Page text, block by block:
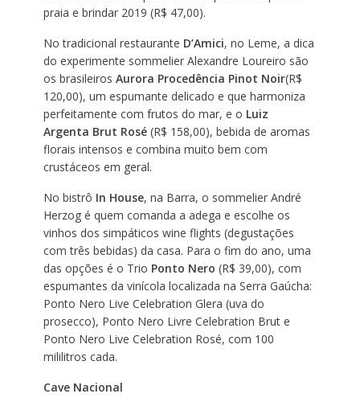
praia e brindar 2019 (R$ 47,00).
No tradicional restaurante D’Amici, no Leme, a dica
do experimente sommelier Alexandre Loureiro são
os brasileiros Aurora Procedência Pinot Noir(R$
120,00), um espumante delicado e que harmoniza
perfeitamente com frutos do mar, e o Luiz
Argenta Brut Rosé(R$ 158,00), bebida de aromas
florais intensos e combina muito bem com
crustáceos em geral.
No bistrô In House, na Barra, o sommelier André
Herzog é quem comanda a adega e escolhe os
vinhos dos simpáticos wine flights (degustações
com três bebidas) da casa. Para o fim do ano, uma
das opções é o Trio Ponto Nero (R$ 39,00), com
espumantes da vinícola localizada na Serra Gaúcha:
Ponto Nero Live Celebration Glera (uva do
prosecco), Ponto Nero Livre Celebration Brut e
Ponto Nero Live Celebration Rosé, com 100
mililitros cada.
Cave Nacional